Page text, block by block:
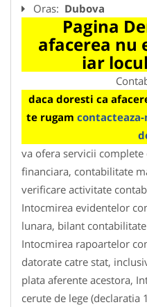
Oras: Dubova
Pagina
afacerea nu
iar
daca doresti ca
te rugam
va ofera servicii
financiara, contabilitate
verificare activitate
Intocmirea evidentelor
lunara, bilant
Intocmirea rapoartelor
datorate catre stat,
plata aferente acestora,
cerute de lege (declaratia